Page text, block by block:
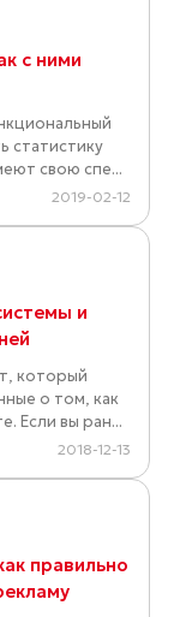
с ними
статистику
свою спе...
2019-02-12
и
который
о том, как
Если вы ран...
2018-12-13
правильно